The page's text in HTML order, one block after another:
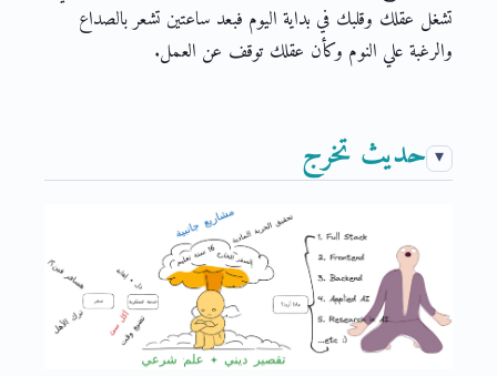
تشغل عقلك وقلبك في بداية اليوم فبعد ساعتين تشعر بالصداع
والرغبة علي النوم وكأن عقلك توقف عن العمل.
حديث تخرج